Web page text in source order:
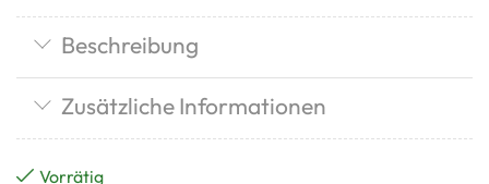
Beschreibung
Zusätzliche Informationen
Vorrätig